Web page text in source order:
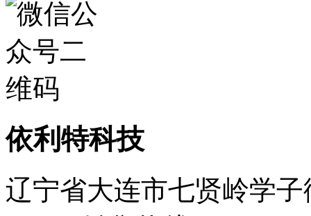
依利特科技
辽宁省大连市七贤岭学子